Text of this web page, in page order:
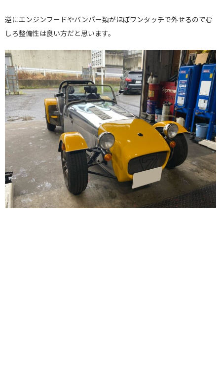
逆にエンジンフードやバンパー類がほぼワンタッチで外せるのでむ
しろ整備性は良い方だと思います。